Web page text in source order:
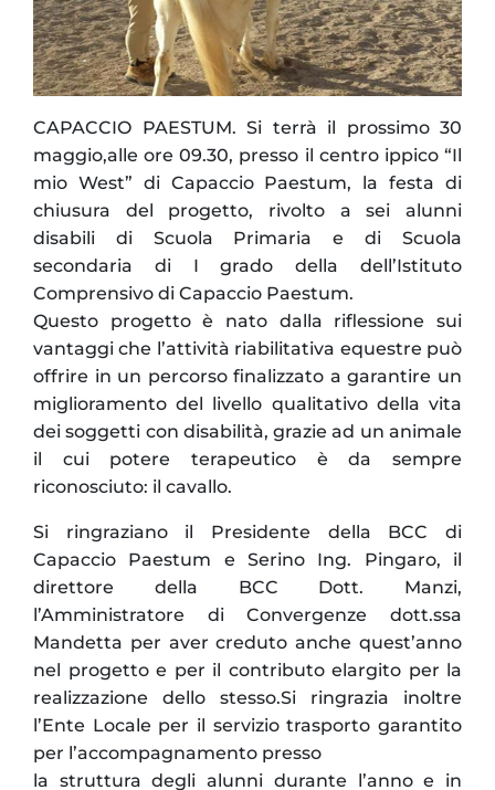
CAPACCIO PAESTUM. Si terrà il prossimo 30
maggio,alle ore 09.30, presso il centro ippico “Il
mio West” di Capaccio Paestum, la festa di
chiusura del progetto, rivolto a sei alunni
disabili di Scuola Primaria e di Scuola
secondaria di I grado della dell’Istituto
Comprensivo di Capaccio Paestum.
Questo progetto è nato dalla riflessione sui
vantaggi che l’attività riabilitativa equestre può
offrire in un percorso finalizzato a garantire un
miglioramento del livello qualitativo della vita
dei soggetti con disabilità, grazie ad un animale
il cui potere terapeutico è da sempre
riconosciuto: il cavallo.
Si ringraziano il Presidente della BCC di
Capaccio Paestum e Serino Ing. Pingaro, il
direttore della BCC Dott. Manzi,
l’Amministratore di Convergenze dott.ssa
Mandetta per aver creduto anche quest’anno
nel progetto e per il contributo elargito per la
realizzazione dello stesso.Si ringrazia inoltre
l’Ente Locale per il servizio trasporto garantito
per l’accompagnamento presso
la struttura degli alunni durante l’anno e in